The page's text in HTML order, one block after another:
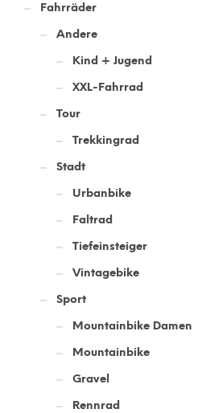
Fahrräder
Andere
Kind + Jugend
XXL-Fahrrad
Tour
Trekkingrad
Stadt
Urbanbike
Faltrad
Tiefeinsteiger
Vintagebike
Sport
Mountainbike Damen
Mountainbike
Gravel
Rennrad